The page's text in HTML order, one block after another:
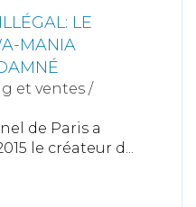
LE
MANIA
et ventes /
de Paris a
le créateur d...